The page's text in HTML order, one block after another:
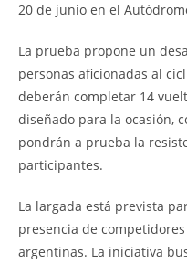
20 de junio en el
La prueba propone un
personas aficionadas al
deberán completar 14
diseñado para la ocasión,
pondrán a prueba la
participantes.
La largada está prevista
presencia de
argentinas. La iniciativa